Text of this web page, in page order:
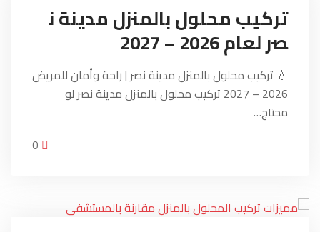
تركيب محلول بالمنزل مدينة ن
صر لعام 2026 – 2027
💧 تركيب محلول بالمنزل مدينة نصر | راحة وأمان للمريض
2026 – 2027 تركيب محلول بالمنزل مدينة نصر لو
محتاج…